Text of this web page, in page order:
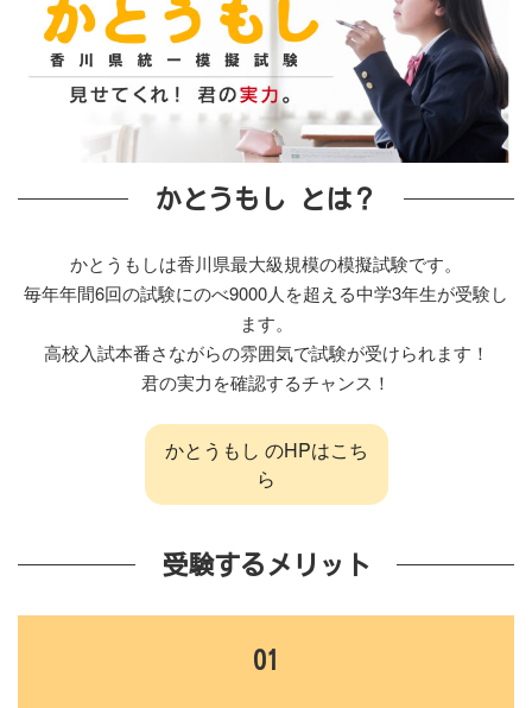
かとうもし とは？
かとうもしは香川県最大級規模の模擬試験です。
毎年年間6回の試験にのべ9000人を超える中学3年生が受験し
ます。
高校入試本番さながらの雰囲気で試験が受けられます！
君の実力を確認するチャンス！
かとうもし のHPはこち
ら
受験するメリット
01